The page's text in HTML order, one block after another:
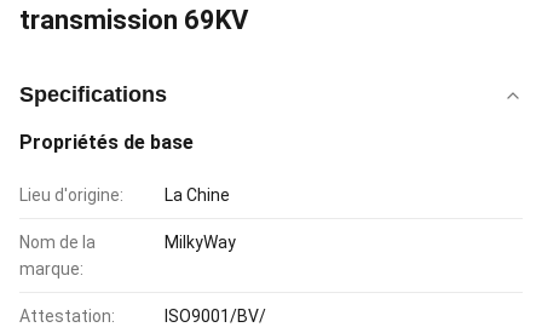
transmission 69KV
Specifications
Propriétés de base
Lieu d'origine: La Chine
Nom de la
marque:
MilkyWay
Attestation: ISO9001/BV/